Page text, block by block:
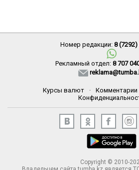
Номер редакции: 8 (7292)
Рекламный отдел: 8 707
Курсы валют · Комментарии
Copyright © 2010-